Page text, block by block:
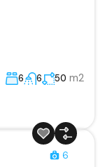
6 6 50 m2
6